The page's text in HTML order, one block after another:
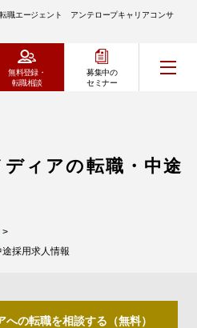
職エージェント アンテロープキャリアコンサ
無料登録・
転職相談
募集中の
セミナー
ィアの転職・中途
採用求人情報
の転職を相談する（無料）